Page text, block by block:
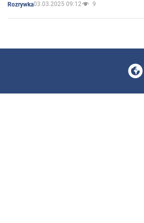
Rozrywka03.03.2025 09:12 9